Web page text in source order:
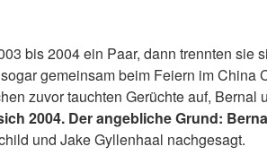
bis 2004 ein Paar, dann trennten sie
gemeinsam beim Feiern im China
zuvor tauchten Gerüchte auf, Bernal
2004. Der angebliche Grund:
und Jake Gyllenhaal nachgesagt.